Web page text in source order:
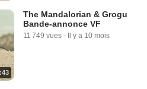
The Mandalorian & Grogu
Bande-annonce VF
11 749 vues - Il y a 10 mois